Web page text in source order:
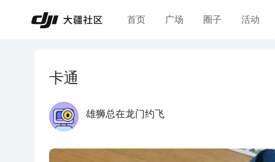
首页 广场 圈子 活动
卡通
雄狮总在龙门约飞